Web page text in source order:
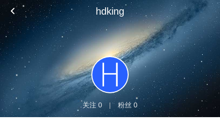
hdking
关注 0 | 粉丝 0